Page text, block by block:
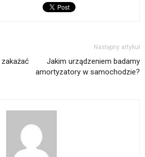
Następny artykuł
Jakim urządzeniem badamy
amortyzatory w samochodzie?